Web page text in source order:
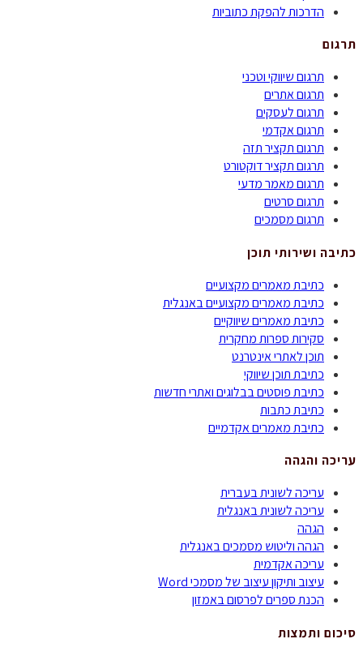
הדרכות להפקת כתוביות
תרגום
תרגום שיווקי וטכני
תרגום אתרים
תרגום לעסקים
תרגום אקדמי
תרגום תקציר תזה
תרגום תקציר דוקטורט
תרגום מאמר מדעי
תרגום סרטים
תרגום מסמכים
כתיבה ושירותי תוכן
כתיבת מאמרים מקצועיים
כתיבת מאמרים מקצועיים באנגלית
כתיבת מאמרים שיווקיים
סקירות ספרות מחקרית
תוכן לאתרי אינטרנט
כתיבת תוכן שיווקי
כתיבת פוסטים בבלוגים ואתרי חדשות
כתיבת כתבות
כתיבת מאמרים אקדמיים
עריכה והגהה
עריכה לשונית בעברית
עריכה לשונית באנגלית
הגהה
הגהה וליטוש מסמכים באנגלית
עריכה אקדמית
עיצוב ותיקון עיצוב של מסמכי Word
הכנת ספרים לפרסום באמזון
סיכום ותמצות